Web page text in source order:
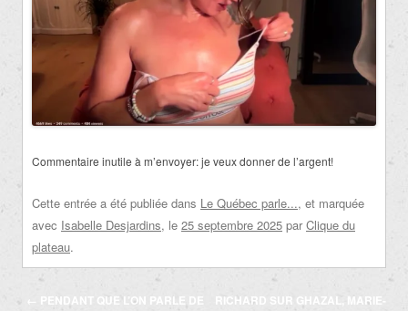
Commentaire inutile à m’envoyer: je veux donner de l’argent!
Cette entrée a été publiée dans Le Québec parle..., et marquée
avec Isabelle Desjardins, le 25 septembre 2025 par Clique du
plateau.
Navigation
← PENDANT QUE L’ON PARLE DE
RICHARD SUR GHAZAL, MARIE-